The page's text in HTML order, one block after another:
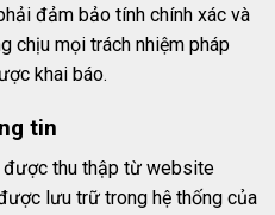
đảm bảo tính chính xác và
chịu mọi trách nhiệm pháp
khai báo.
tin
được thu thập từ website
lưu trữ trong hệ thống của